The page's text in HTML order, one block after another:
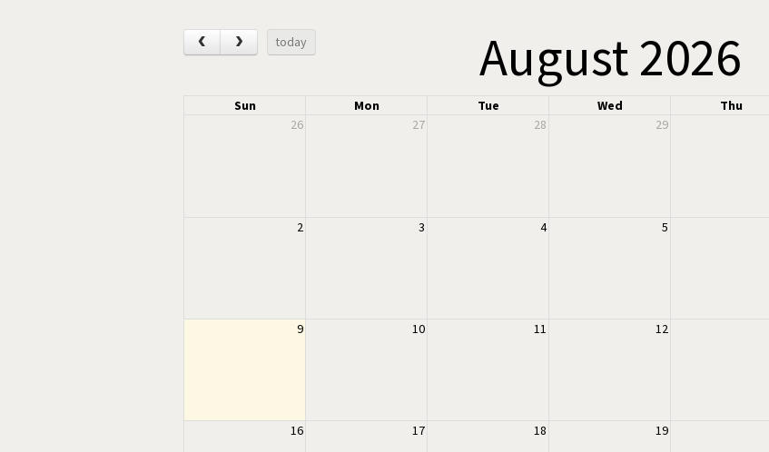
‹ › today August 2026
Sun Mon Tue Wed Thu
26
27 28 29
2 3 4 5
9 10 11 12
16 17 18 19